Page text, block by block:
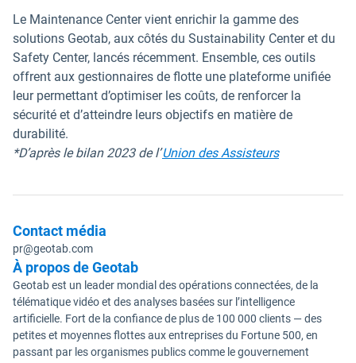
Le Maintenance Center vient enrichir la gamme des
solutions Geotab, aux côtés du Sustainability Center et du
Safety Center, lancés récemment. Ensemble, ces outils
offrent aux gestionnaires de flotte une plateforme unifiée
leur permettant d’optimiser les coûts, de renforcer la
sécurité et d’atteindre leurs objectifs en matière de
durabilité.
*D’après le bilan 2023 de l’Union des AssisteursOuvrir dans
Contact média
pr@geotab.com
À propos de Geotab
Geotab est un leader mondial des opérations connectées, de la
télématique vidéo et des analyses basées sur l’intelligence
artificielle. Fort de la confiance de plus de 100 000 clients — des
petites et moyennes flottes aux entreprises du Fortune 500, en
passant par les organismes publics comme le gouvernement